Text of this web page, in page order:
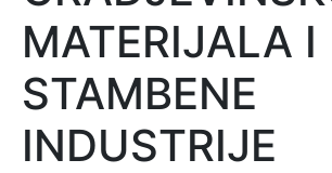
MATERIJALA I
STAMBENE
INDUSTRIJE